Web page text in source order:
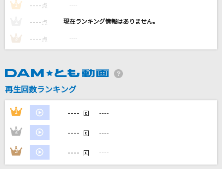
スキマスイッチ
Heaven's falling down
新宝島(ビデオクリップバージョン)
DAMの新曲・ランキングなど
1 ---- 点 ----
---- 点 ----
3 ---- 点 ----
再生回数ランキング
1 ---- 回 ----
2 ---- 回 ----
3 ---- 回 ----